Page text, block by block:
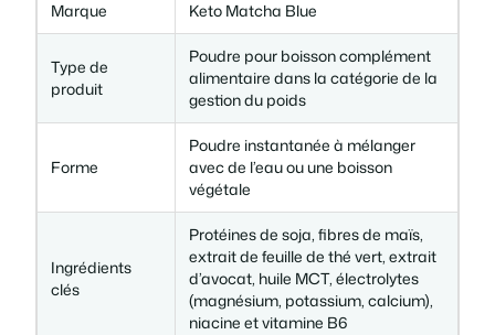
€
.
.
Marque Keto Matcha Blue
Type de
produit
Poudre pour boisson complément
alimentaire dans la catégorie de la
gestion du poids
Forme
Poudre instantanée à mélanger
avec de l’eau ou une boisson
végétale
Ingrédients
clés
Protéines de soja, fibres de maïs,
extrait de feuille de thé vert, extrait
d’avocat, huile MCT, électrolytes
(magnésium, potassium, calcium),
niacine et vitamine B6